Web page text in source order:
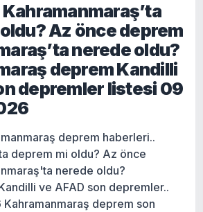
Az önce deprem
nerede oldu?
deprem Kandilli
depremler listesi 09
deprem haberleri..
deprem mi oldu? Az önce
nerede oldu?
ve AFAD son depremler..
deprem son